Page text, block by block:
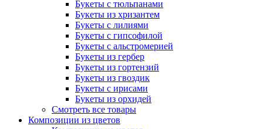
Букеты с тюльпанами
Букеты из хризантем
Букеты с лилиями
Букеты с гипсофилой
Букеты с альстромерией
Букеты из гербер
Букеты из гортензий
Букеты из гвоздик
Букеты с ирисами
Букеты из орхидей
Смотреть все товары
Композиции из цветов